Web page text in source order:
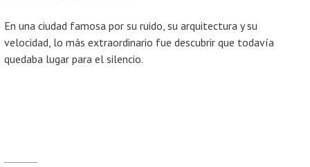
En una ciudad famosa por su ruido, su arquitectura y su
velocidad, lo más extraordinario fue descubrir que todavía
quedaba lugar para el silencio.